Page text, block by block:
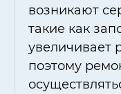
возникают
такие как
увеличивает
поэтому